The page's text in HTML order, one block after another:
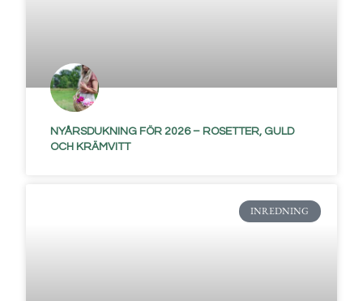
NYÅRSDUKNING FÖR 2026 – ROSETTER, GULD
OCH KRÄMVITT
INREDNING